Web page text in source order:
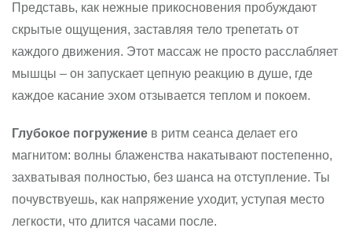
Представь, как нежные прикосновения пробуждают
скрытые ощущения, заставляя тело трепетать от
каждого движения. Этот массаж не просто расслабляет
мышцы – он запускает цепную реакцию в душе, где
каждое касание эхом отзывается теплом и покоем.
Глубокое погружение в ритм сеанса делает его
магнитом: волны блаженства накатывают постепенно,
захватывая полностью, без шанса на отступление. Ты
почувствуешь, как напряжение уходит, уступая место
легкости, что длится часами после.